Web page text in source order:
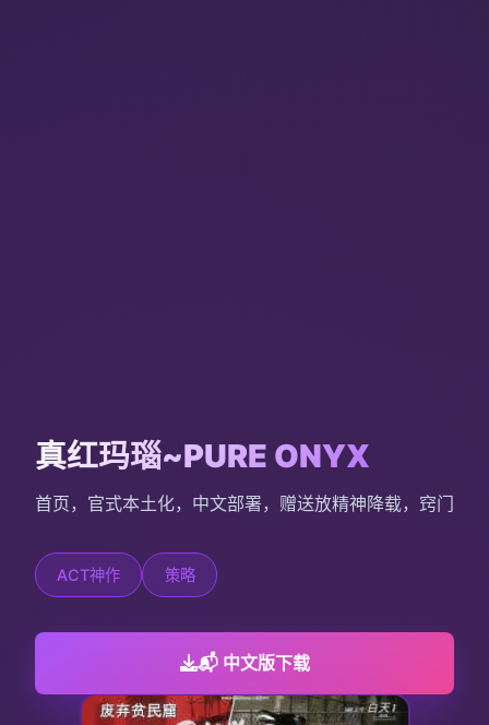
真红玛瑙~PURE ONYX
首页，官式本土化，中文部署，赠送放精神降载，窍门
ACT神作 策略
📬 中文版下载